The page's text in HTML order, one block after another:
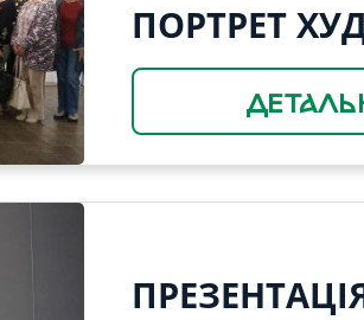
ПОРТРЕТ